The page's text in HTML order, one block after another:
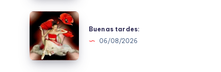
Buenas
tardes:
Buenas tardes:
06/08/2026